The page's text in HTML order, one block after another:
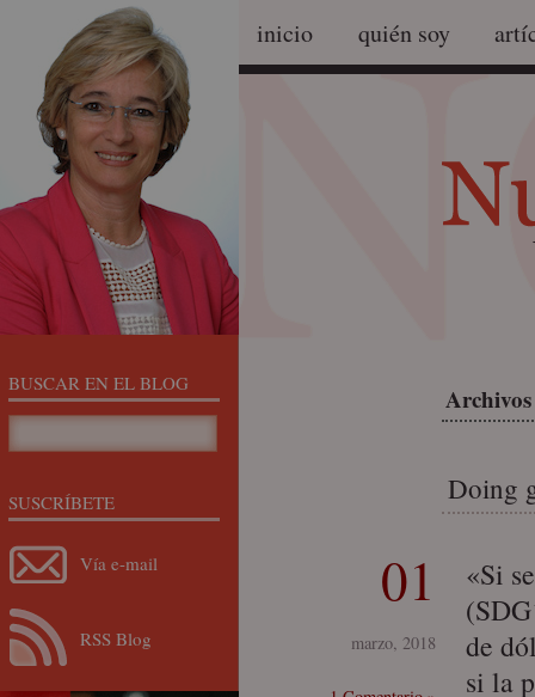
inicio quién soy
Archivos
Doing
01
marzo, 2018
«Si
de
si la
BUSCAR EN EL BLOG
SUSCRÍBETE
Vía e-mail
RSS Blog